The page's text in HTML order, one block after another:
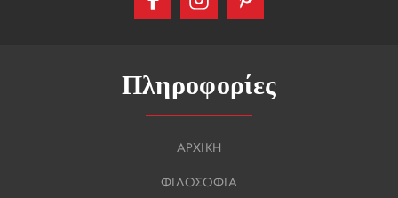
Πληροφορίες
ΑΡΧΙΚΗ
ΦΙΛΟΣΟΦΙΑ